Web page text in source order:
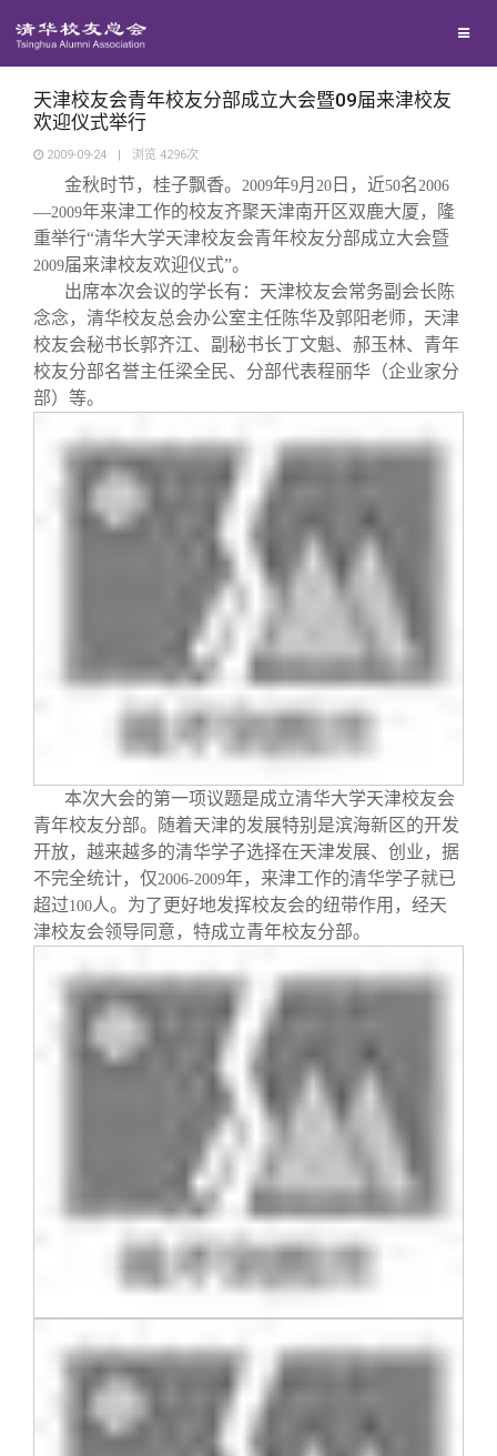
地区联络
年级联络
院系校友工作
专业委员会
兴趣群体
回馈母校
捐赠项目
捐赠新闻
捐赠纪事
捐赠方法
媒体平台
《清华校友通讯》
《水木清华》
我要订阅
百年清华
清华人物
清华故事
校友文苑
校友视界
校友服务
终身学习
三创大赛
校友总会
会长致辞
理事会名单
天津校友会青年校友分部成立大会暨09届来津校友
欢迎仪式举行
2009-09-24 | 浏览 4296次
金秋时节，桂子飘香。 2009年9月 20 日，近50名2006
—2009年来津工作的校友齐聚天津南开区双鹿大厦，隆
重举行“清华大学天津校友会青年校友分部成立大会暨
2009届来津校友欢迎仪式”。
出席本次会议的学长有：天津校友会常务副会长陈
念念，清华校友总会办公室主任陈华及郭阳老师，天津
校友会秘书长郭齐江、副秘书长丁文魁、郝玉林、青年
校友分部名誉主任梁全民、分部代表程丽华（企业家分
部）等。
本次大会的第一项议题是成立清华大学天津校友会
青年校友分部。随着天津的发展特别是滨海新区的开发
开放，越来越多的清华学子选择在天津发展、创业，据
不完全统计，仅2006-2009年，来津工作的清华学子就已
超过100人。为了更好地发挥校友会的纽带作用，经天
津校友会领导同意，特成立青年校友分部。